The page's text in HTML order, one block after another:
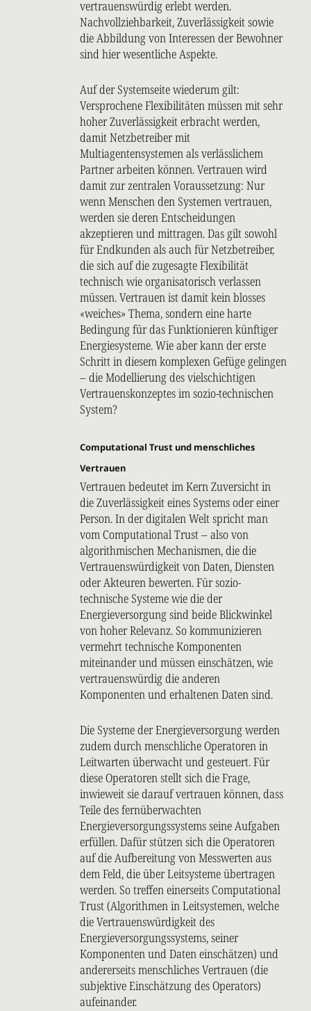
vertrauenswürdig erlebt werden.
Nachvollziehbarkeit, Zuverlässigkeit sowie
die Abbildung von Interessen der Bewohner
sind hier wesentliche Aspekte.
Auf der Systemseite wiederum gilt:
Versprochene Flexibilitäten müssen mit sehr
hoher Zuverlässigkeit erbracht werden,
damit Netzbetreiber mit
Multiagentensystemen als verlässlichem
Partner arbeiten können. Vertrauen wird
damit zur zentralen Voraussetzung: Nur
wenn Menschen den Systemen vertrauen,
werden sie deren Entscheidungen
akzeptieren und mittragen. Das gilt sowohl
für Endkunden als auch für Netzbetreiber,
die sich auf die zugesagte Flexibilität
technisch wie organisatorisch verlassen
müssen. Vertrauen ist damit kein blosses
«weiches» Thema, sondern eine harte
Bedingung für das Funktionieren künftiger
Energiesysteme. Wie aber kann der erste
Schritt in diesem komplexen Gefüge gelingen
– die Modellierung des vielschichtigen
Vertrauenskonzeptes im sozio-technischen
System?
Computational Trust und menschliches
Vertrauen
Vertrauen bedeutet im Kern Zuversicht in
die Zuverlässigkeit eines Systems oder einer
Person. In der digitalen Welt spricht man
vom Computational Trust – also von
algorithmischen Mechanismen, die die
Vertrauenswürdigkeit von Daten, Diensten
oder Akteuren bewerten. Für sozio-
technische Systeme wie die der
Energieversorgung sind beide Blickwinkel
von hoher Relevanz. So kommunizieren
vermehrt technische Komponenten
miteinander und müssen einschätzen, wie
vertrauenswürdig die anderen
Komponenten und erhaltenen Daten sind.
Die Systeme der Energieversorgung werden
zudem durch menschliche Operatoren in
Leitwarten überwacht und gesteuert. Für
diese Operatoren stellt sich die Frage,
inwieweit sie darauf vertrauen können, dass
Teile des fernüberwachten
Energieversorgungssystems seine Aufgaben
erfüllen. Dafür stützen sich die Operatoren
auf die Aufbereitung von Messwerten aus
dem Feld, die über Leitsysteme übertragen
werden. So treffen einerseits Computational
Trust (Algorithmen in Leitsystemen, welche
die Vertrauenswürdigkeit des
Energieversorgungssystems, seiner
Komponenten und Daten einschätzen) und
andererseits menschliches Vertrauen (die
subjektive Einschätzung des Operators)
aufeinander.